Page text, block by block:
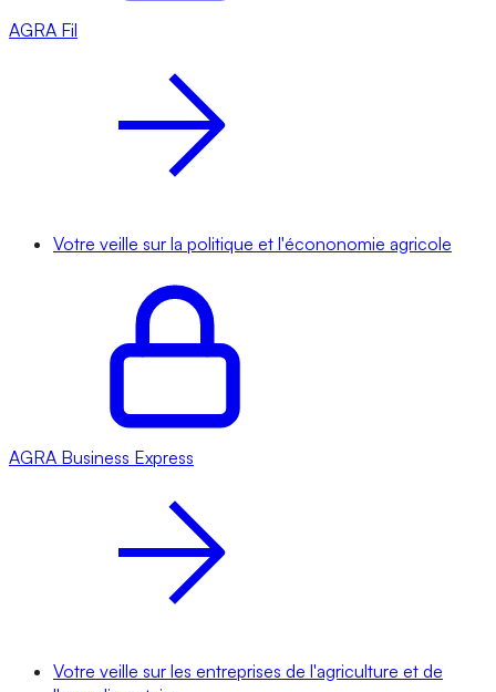
AGRA Fil
Votre veille sur la politique et l'écononomie agricole
AGRA Business Express
Votre veille sur les entreprises de l'agriculture et de